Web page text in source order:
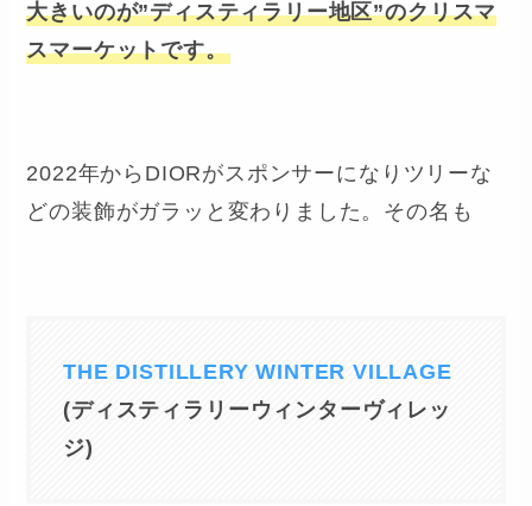
大きいのが”ディスティラリー地区”のクリスマ
スマーケットです。
2022年からDIORがスポンサーになりツリーな
どの装飾がガラッと変わりました。その名も
THE DISTILLERY WINTER VILLAGE
(ディスティラリーウィンターヴィレッ
ジ)